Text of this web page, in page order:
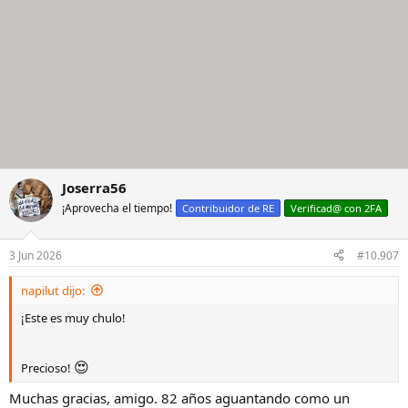
Joserra56
¡Aprovecha el tiempo! Contribuidor de RE Verificad@ con 2FA
3 Jun 2026 #10.907
napilut dijo:
¡Este es muy chulo!
Precioso! 😍
Muchas gracias, amigo. 82 años aguantando como un